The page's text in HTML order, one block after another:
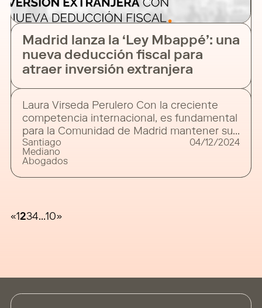
Madrid lanza la ‘Ley Mbappé’: una
nueva deducción fiscal para
atraer inversión extranjera
Laura Virseda Perulero Con la creciente
competencia internacional, es fundamental
para la Comunidad de Madrid mantener su
posición como destino preferido para la
inversión extranjera. Conscientes de esto,
medidas buscan atraer capital
Santiago
Mediano
Abogados
04/12/2024
«1234…10»